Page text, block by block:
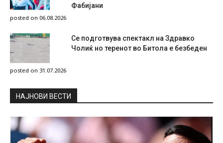
Фабијани
posted on 06.08.2026
Се подготвува спектакл на Здравко
Чолиќ но теренот во Битола е безбеден
posted on 31.07.2026
НAЈНОВИ ВЕСТИ